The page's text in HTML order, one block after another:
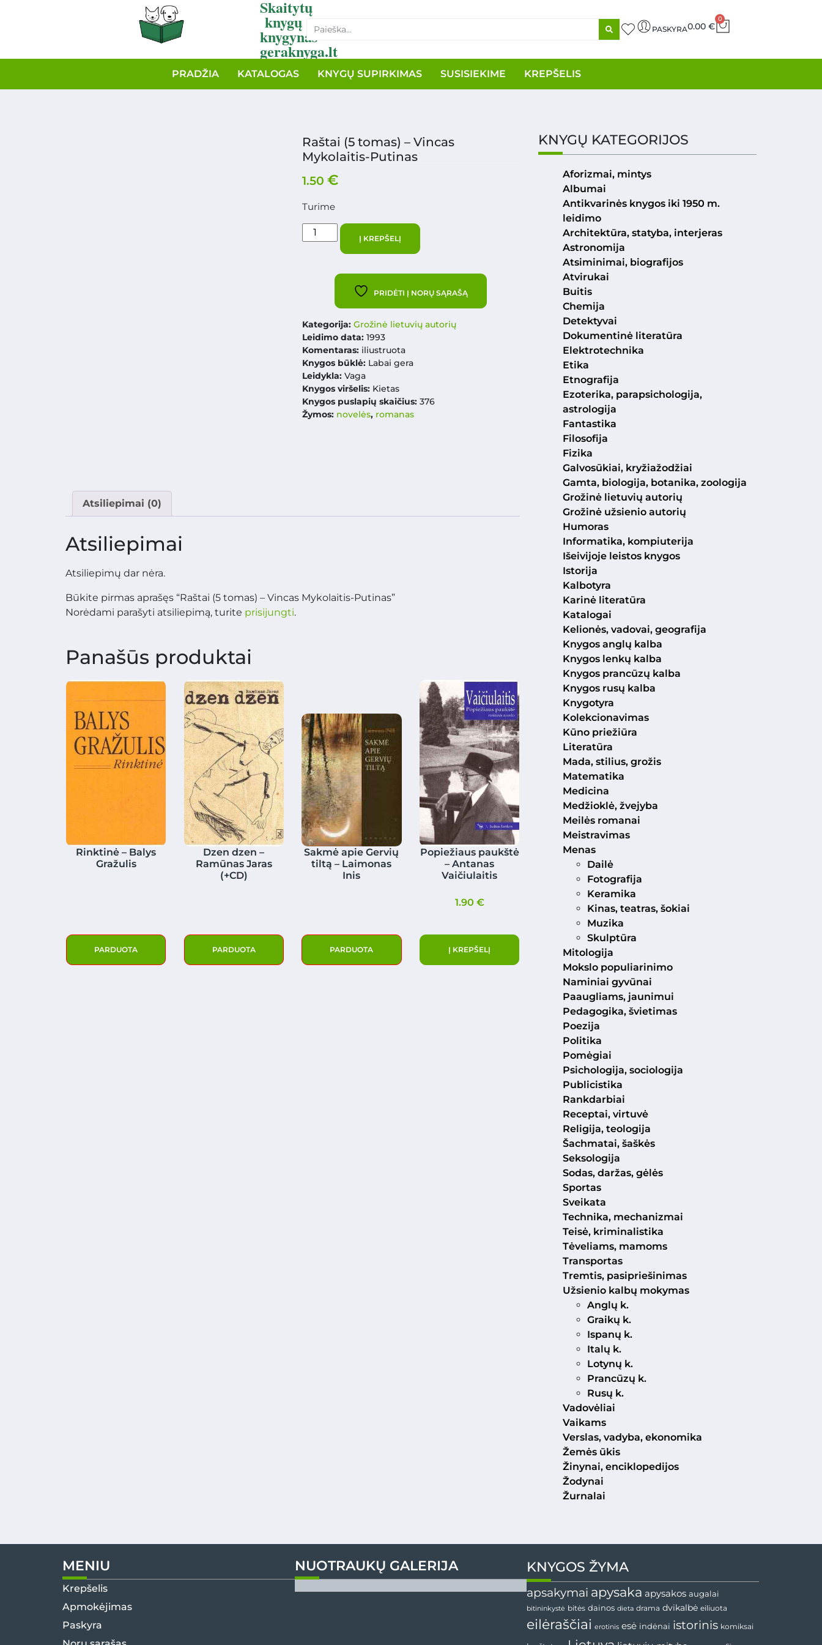
Skaitytų
knygų
knygynas
geraknyga.lt
PASKYRA0.00 €
0
PRADŽIA KATALOGAS KNYGŲ SUPIRKIMAS SUSISIEKIME KREPŠELIS
Raštai (5 tomas) – Vincas
Mykolaitis-Putinas
1.50 €
Turime
Į KREPŠELĮ
PRIDĖTI Į NORŲ SĄRAŠĄ
Kategorija: Grožinė lietuvių autorių
Leidimo data:1993
Komentaras: iliustruota
Knygos būklė: Labai gera
Leidykla:Vaga
Knygos viršelis: Kietas
Knygos puslapių skaičius: 376
Žymos: novelės, romanas
Atsiliepimai (0)
Atsiliepimai
Atsiliepimų dar nėra.
Būkite pirmas aprašęs “Raštai (5 tomas) – Vincas Mykolaitis-Putinas”
Norėdami parašyti atsiliepimą, turite prisijungti.
Panašūs produktai
Rinktinė – Balys
Gražulis
PARDUOTA
Dzen dzen –
Ramūnas Jaras
(+CD)
PARDUOTA
Sakmė apie Gervių
tiltą – Laimonas
Inis
PARDUOTA
Popiežiaus paukštė
– Antanas
Vaičiulaitis
1.90 €
Į KREPŠELĮ
KNYGŲ KATEGORIJOS
Aforizmai, mintys
Albumai
Antikvarinės knygos iki 1950 m.
leidimo
Architektūra, statyba, interjeras
Astronomija
Atsiminimai, biografijos
Atvirukai
Buitis
Chemija
Detektyvai
Dokumentinė literatūra
Elektrotechnika
Etika
Etnografija
Ezoterika, parapsichologija,
astrologija
Fantastika
Filosofija
Fizika
Galvosūkiai, kryžiažodžiai
Gamta, biologija, botanika, zoologija
Grožinė lietuvių autorių
Grožinė užsienio autorių
Humoras
Informatika, kompiuterija
Išeivijoje leistos knygos
Istorija
Kalbotyra
Karinė literatūra
Katalogai
Kelionės, vadovai, geografija
Knygos anglų kalba
Knygos lenkų kalba
Knygos prancūzų kalba
Knygos rusų kalba
Knygotyra
Kolekcionavimas
Kūno priežiūra
Literatūra
Mada, stilius, grožis
Matematika
Medicina
Medžioklė, žvejyba
Meilės romanai
Meistravimas
Menas
Dailė
Fotografija
Keramika
Kinas, teatras, šokiai
Muzika
Skulptūra
Mitologija
Mokslo populiarinimo
Naminiai gyvūnai
Paaugliams, jaunimui
Pedagogika, švietimas
Poezija
Politika
Pomėgiai
Psichologija, sociologija
Publicistika
Rankdarbiai
Receptai, virtuvė
Religija, teologija
Šachmatai, šaškės
Seksologija
Sodas, daržas, gėlės
Sportas
Sveikata
Technika, mechanizmai
Teisė, kriminalistika
Tėveliams, mamoms
Transportas
Tremtis, pasipriešinimas
Užsienio kalbų mokymas
Anglų k.
Graikų k.
Ispanų k.
Italų k.
Lotynų k.
Prancūzų k.
Rusų k.
Vadovėliai
Vaikams
Verslas, vadyba, ekonomika
Žemės ūkis
Žinynai, enciklopedijos
Žodynai
Žurnalai
MENIU
Krepšelis
Apmokėjimas
Paskyra
NUOTRAUKŲ GALERIJA KNYGOS ŽYMA
apsakymai apysaka apysakos augalai
bitininkystė bitės dainos dieta drama dvikalbė eiliuota
eilėraščiai erotinis esė indėnai istorinis komiksai